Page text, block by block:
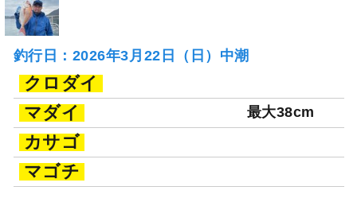
釣行日：2026年3月22日（日）中潮
クロダイ
マダイ
最大38cm
カサゴ
マゴチ